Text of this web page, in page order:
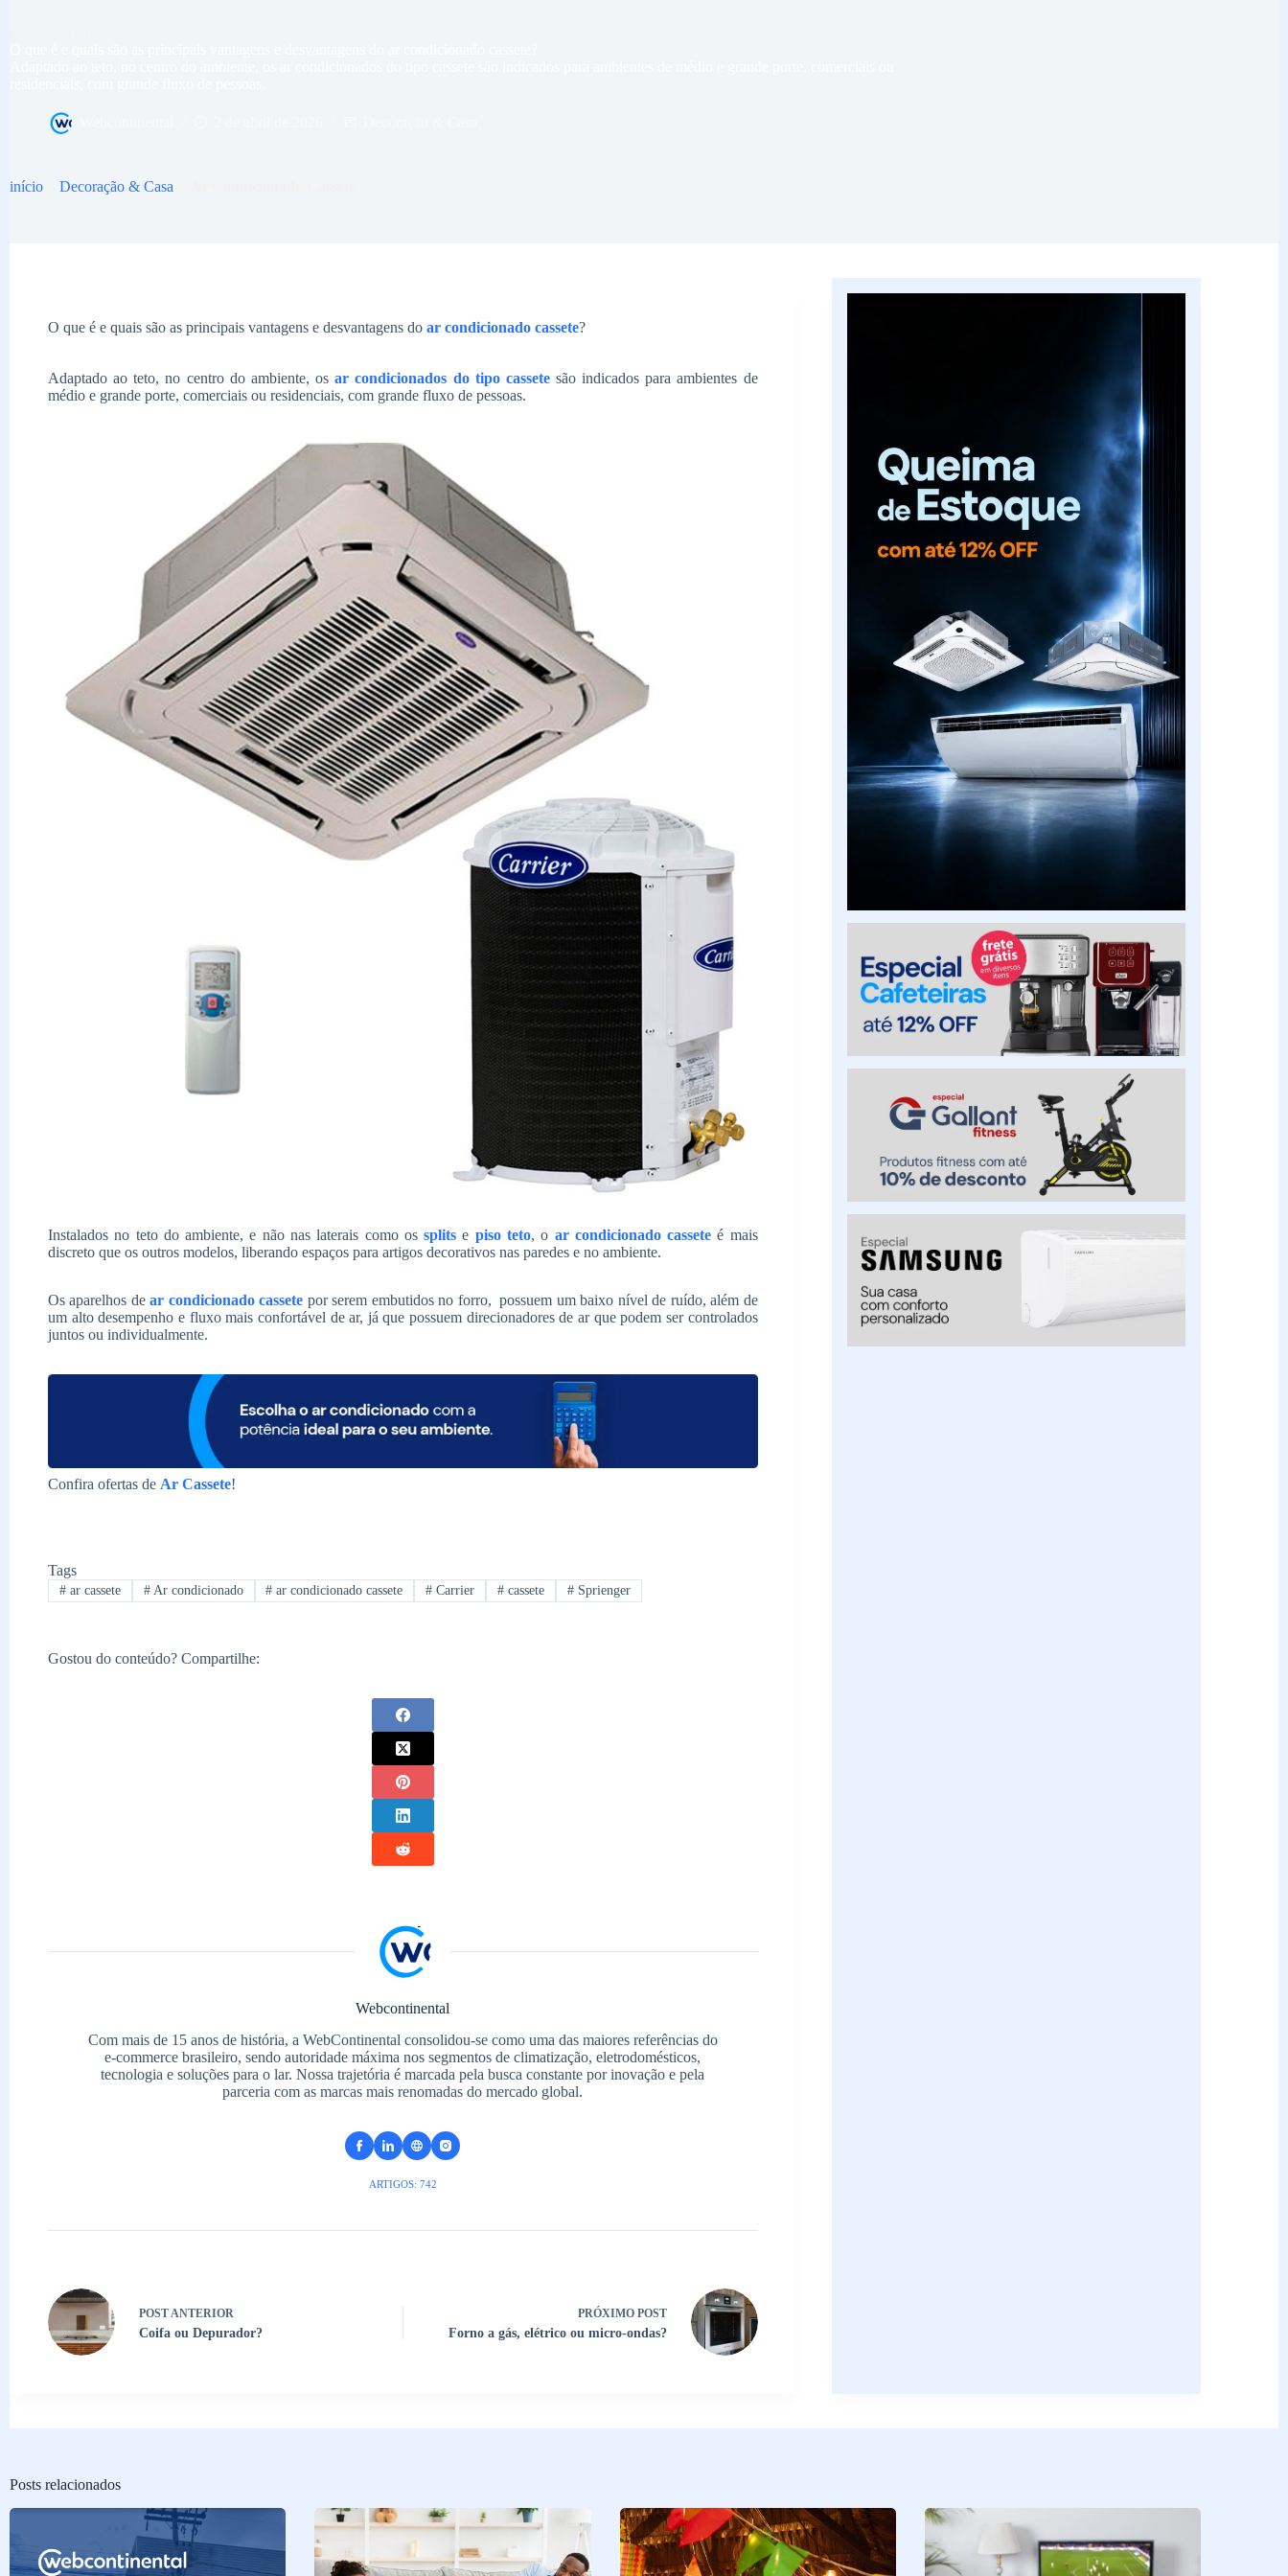
início Decoração & Casa
O que é e quais são as principais vantagens e desvantagens do ar condicionado cassete?
Adaptado ao teto, no centro do ambiente, osar condicionados do tipo cassetesão indicados para ambientes de
médio e grande porte, comerciais ou residenciais, com grande fluxo de pessoas.
Instalados no teto do ambiente, e não nas laterais como ossplits e piso teto, o ar condicionado cassete é mais
discreto que os outros modelos, liberando espaços para artigos decorativos nas paredes e no ambiente.
Os aparelhos dear condicionado cassete por serem embutidos no forro, possuem um baixo nível de ruído, além de
um alto desempenho e fluxo mais confortável de ar, já que possuem direcionadores de ar que podem ser controlados
juntos ou individualmente.
Confira ofertas de Ar Cassete!
Tags
#ar cassete #Ar condicionado # ar condicionado cassete # Carrier # cassete #Sprienger
Gostou do conteúdo? Compartilhe:
Webcontinental
Com mais de 15 anos de história, a WebContinental consolidou-se como uma das maiores referências do
e-commerce brasileiro, sendo autoridade máxima nos segmentos de climatização, eletrodomésticos,
tecnologia e soluções para o lar. Nossa trajetória é marcada pela busca constante por inovação e pela
parceria com as marcas mais renomadas do mercado global.
ARTIGOS: 742
POST ANTERIOR
Coifa ou Depurador?
PRÓXIMO POST
Forno a gás, elétrico ou micro-ondas?
Posts relacionados